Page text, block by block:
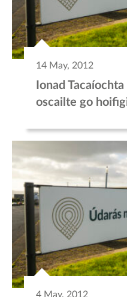
14 May, 2012
Ionad
oscailte go
4 May, 2012